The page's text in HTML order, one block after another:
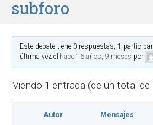
subforo
Este debate tiene 0 respuestas, 1
última vez el hace 16 años, 9 meses por
Viendo 1 entrada (de un total de
Autor Mensajes